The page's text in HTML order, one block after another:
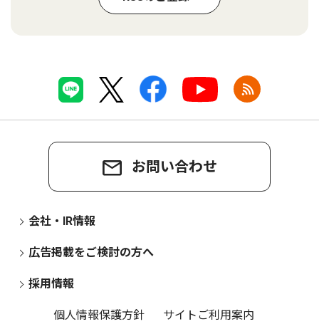
お問い合わせ
会社・IR情報
広告掲載をご検討の方へ
採用情報
個人情報保護方針
サイトご利用案内